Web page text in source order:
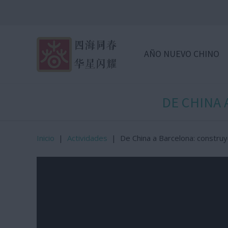
AÑO NUEVO CHINO
DE CHINA
Inicio | Actividades | De China a Barcelona: